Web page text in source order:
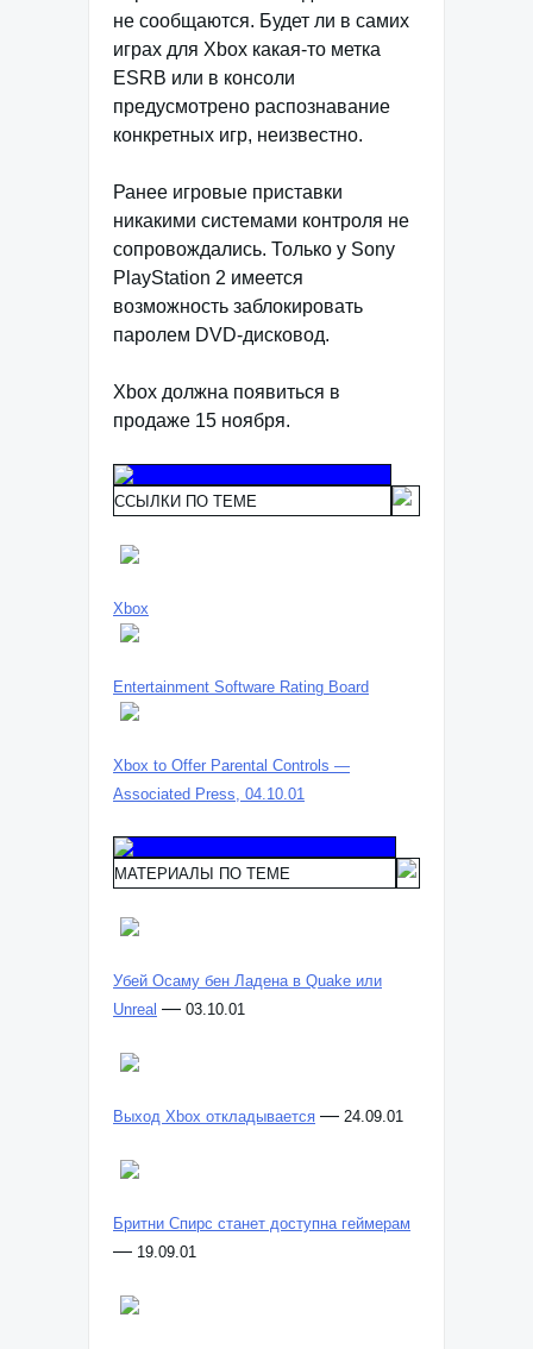
не сообщаются. Будет ли в самих
играх для Xbox какая-то метка
ESRB или в консоли
предусмотрено распознавание
конкретных игр, неизвестно.
Ранее игровые приставки
никакими системами контроля не
сопровождались. Только у Sony
PlayStation 2 имеется
возможность заблокировать
паролем DVD-дисковод.
Xbox должна появиться в
продаже 15 ноября.
ССЫЛКИ ПО ТЕМЕ
Xbox
Entertainment Software Rating Board
Xbox to Offer Parental Controls —
Associated Press, 04.10.01
МАТЕРИАЛЫ ПО ТЕМЕ
Убей Осаму бен Ладена в Quake или
Unreal — 03.10.01
Выход Xbox откладывается — 24.09.01
Бритни Спирс станет доступна геймерам
— 19.09.01